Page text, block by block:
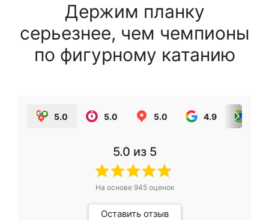
Держим планку
серьезнее, чем чемпионы
по фигурному катанию
5.0 5.0 5.0 4.9
5.0 из 5
На основе 945оценок
Оставить отзыв